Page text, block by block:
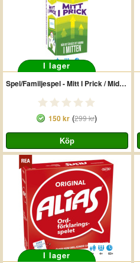
I lager
Spel/Familjespel - Mitt I Prick / Middle Man SE
150 kr (299 kr)
I lager